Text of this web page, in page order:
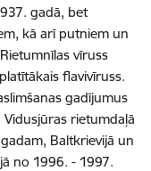
gadā, bet
kā arī putniem un
vīruss
flavivīruss.
gadījumus
rietumdaļā
Baltkrievijā un
no 1996. - 1997.